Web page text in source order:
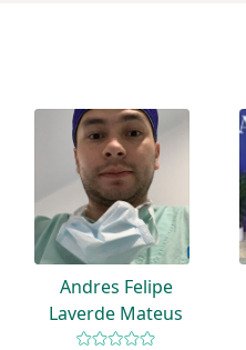
Andres Felipe
Laverde Mateus